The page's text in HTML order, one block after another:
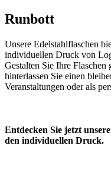
Runbott
Unsere Edelstahlflaschen
individuellen Druck von
Gestalten Sie Ihre Flaschen
hinterlassen Sie einen
Veranstaltungen oder als
Entdecken Sie jetzt
den individuellen Druck.